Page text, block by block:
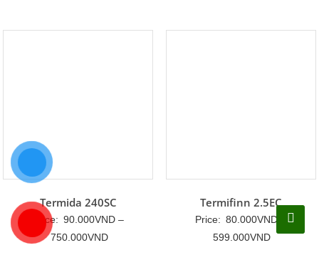
35.000VND
Termida 240SC
Price: 90.000VND –
750.000VNDKhoảng
Termifinn 2.5EC
Price: 80.000VND
599.000VNDKhoảng